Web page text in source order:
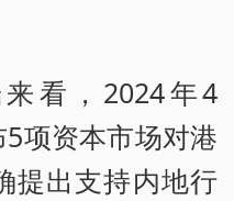
看，2024年4
项资本市场对港
提出支持内地行